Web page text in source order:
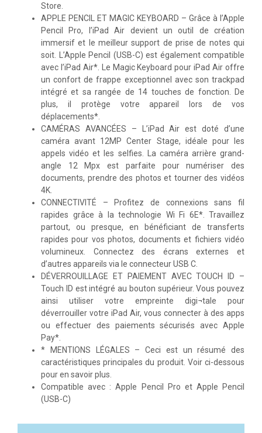
Store.
APPLE PENCIL ET MAGIC KEYBOARD – Grâce à l’Apple
Pencil Pro, l’iPad Air devient un outil de création
immersif et le meilleur support de prise de notes qui
soit. L’Apple Pencil (USB-C) est également compatible
avec l’iPad Air*. Le Magic Keyboard pour iPad Air offre
un confort de frappe exceptionnel avec son trackpad
intégré et sa rangée de 14 touches de fonction. De
plus, il protège votre appareil lors de vos
déplacements*.
CAMÉRAS AVANCÉES – L’iPad Air est doté d’une
caméra avant 12MP Center Stage, idéale pour les
appels vidéo et les selfies. La caméra arrière grand-
angle 12 Mpx est parfaite pour numériser des
documents, prendre des photos et tourner des vidéos
4K.
CONNECTIVITÉ – Profitez de connexions sans fil
rapides grâce à la technologie Wi Fi 6E*. Travaillez
partout, ou presque, en bénéficiant de transferts
rapides pour vos photos, documents et fichiers vidéo
volumineux. Connectez des écrans externes et
d’autres appareils via le connecteur USB C.
DÉVERROUILLAGE ET PAIEMENT AVEC TOUCH ID –
Touch ID est intégré au bouton supérieur. Vous pouvez
ainsi utiliser votre empreinte digi¬tale pour
déverrouiller votre iPad Air, vous connecter à des apps
ou effectuer des paiements sécurisés avec Apple
Pay*.
* MENTIONS LÉGALES – Ceci est un résumé des
caractéristiques principales du produit. Voir ci-dessous
pour en savoir plus.
Compatible avec : Apple Pencil Pro et Apple Pencil
(USB-C)